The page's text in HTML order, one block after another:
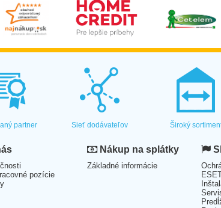
partner Sieť dodávateľov Široký
pozície
Nákup na splátky
Základné informácie